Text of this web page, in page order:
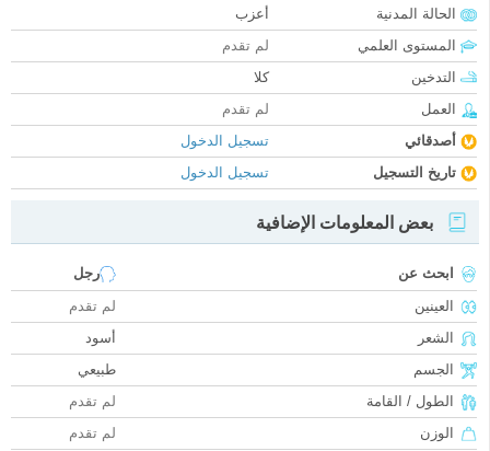
الحالة المدنية
أعزب
المستوى العلمي
لم تقدم
التدخين
كلا
العمل
لم تقدم
أصدقائي
تسجيل الدخول
تاريخ التسجيل
تسجيل الدخول
بعض المعلومات الإضافية
ابحث عن
رجل
العينين
لم تقدم
الشعر
أسود
الجسم
طبيعي
الطول / القامة
لم تقدم
الوزن
لم تقدم